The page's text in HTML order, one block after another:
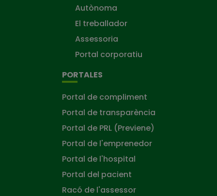
Autònoma
El treballador
Assessoria
Portal corporatiu
PORTALES
Portal de compliment
Portal de transparència
Portal de PRL (Previene)
Portal de l'emprenedor
Portal de l'hospital
Portal del pacient
Racó de l'assessor